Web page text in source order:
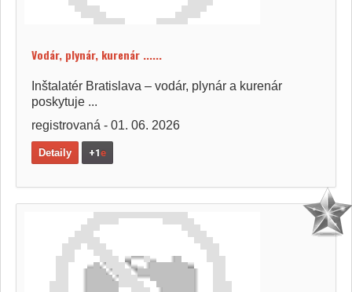
Vodár, plynár, kurenár ......
Inštalatér Bratislava – vodár, plynár a kurenár
poskytuje ...
registrovaná - 01. 06. 2026
Detaily +1e